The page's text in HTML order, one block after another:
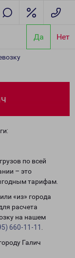
Да Нет
по всей
– это
тарифам.
«из» города
расчета
на нашем
660-11-11
Галич